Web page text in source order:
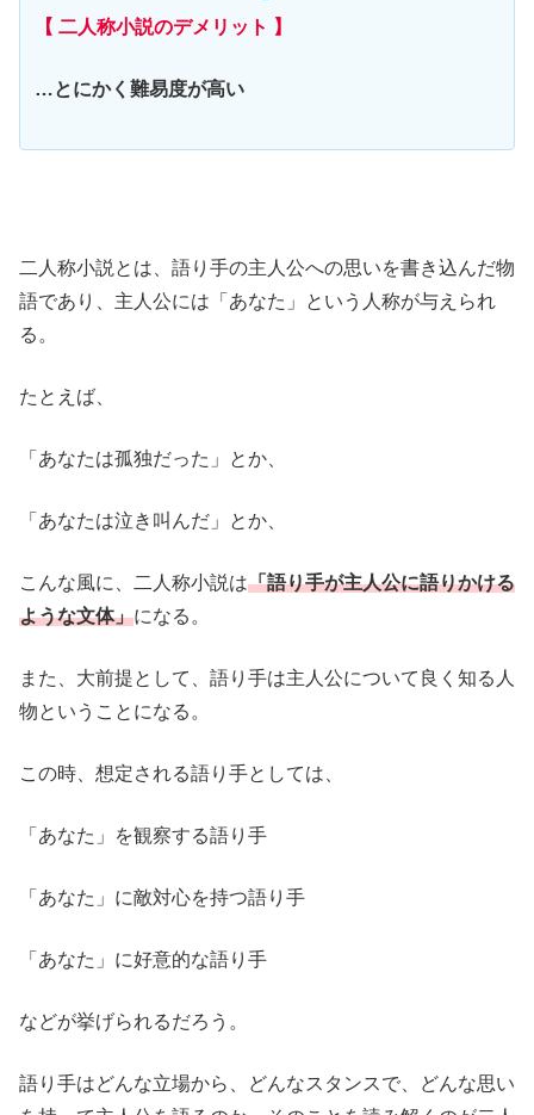
【 二人称小説のデメリット 】
…とにかく難易度が高い
二人称小説とは、語り手の主人公への思いを書き込んだ物
語であり、主人公には「あなた」という人称が与えられ
る。
たとえば、
「あなたは孤独だった」とか、
「あなたは泣き叫んだ」とか、
こんな風に、二人称小説は「語り手が主人公に語りかける
ような文体」になる。
また、大前提として、語り手は主人公について良く知る人
物ということになる。
この時、想定される語り手としては、
「あなた」を観察する語り手
「あなた」に敵対心を持つ語り手
「あなた」に好意的な語り手
などが挙げられるだろう。
語り手はどんな立場から、どんなスタンスで、どんな思い